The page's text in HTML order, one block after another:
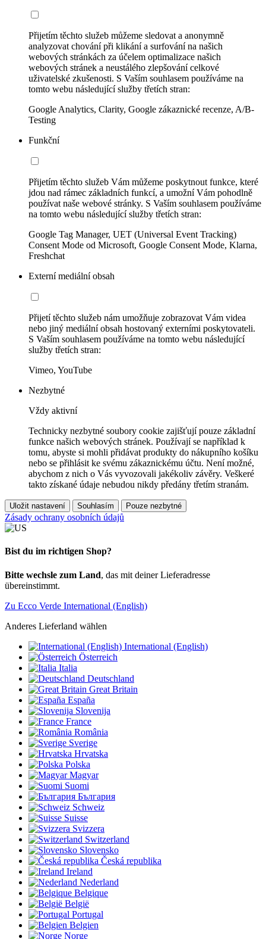
Přijetím těchto služeb můžeme sledovat a anonymně
analyzovat chování při klikání a surfování na našich
webových stránkách za účelem optimalizace našich
webových stránek a neustálého zlepšování celkové
uživatelské zkušenosti. S Vaším souhlasem používáme na
tomto webu následující služby třetích stran:
Google Analytics, Clarity, Google zákaznické recenze, A/B-
Testing
Funkční
Přijetím těchto služeb Vám můžeme poskytnout funkce, které
jdou nad rámec základních funkcí, a umožní Vám pohodlně
používat naše webové stránky. S Vaším souhlasem používáme
na tomto webu následující služby třetích stran:
Google Tag Manager, UET (Universal Event Tracking)
Consent Mode od Microsoft, Google Consent Mode, Klarna,
Freshchat
Externí mediální obsah
Přijetí těchto služeb nám umožňuje zobrazovat Vám videa
nebo jiný mediální obsah hostovaný externími poskytovateli.
S Vaším souhlasem používáme na tomto webu následující
služby třetích stran:
Vimeo, YouTube
Nezbytné
Vždy aktivní
Technicky nezbytné soubory cookie zajišťují pouze základní
funkce našich webových stránek. Používají se například k
tomu, abyste si mohli přidávat produkty do nákupního košíku
nebo se přihlásit ke svému zákaznickému účtu. Není možné,
abychom z nich o Vás vyvozovali jakékoliv závěry. Veškeré
takto získané údaje nebudou nikdy předány třetím stranám.
Uložit nastavení Souhlasím Pouze nezbytné
Zásady ochrany osobních údajů
Bist du im richtigen Shop?
Bitte wechsle zum Land, das mit deiner Lieferadresse
übereinstimmt.
Zu Ecco Verde International (English)
Anderes Lieferland wählen
International (English)
Österreich
Italia
Deutschland
Great Britain
España
Slovenija
France
România
Sverige
Hrvatska
Polska
Magyar
Suomi
България
Schweiz
Suisse
Svizzera
Switzerland
Slovensko
Česká republika
Ireland
Nederland
Belgique
België
Portugal
Belgien
Norge